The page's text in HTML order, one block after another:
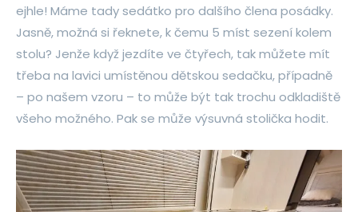
ejhle! Máme tady sedátko pro dalšího člena posádky.
Jasně, možná si řeknete, k čemu 5 míst sezení kolem
stolu? Jenže když jezdíte ve čtyřech, tak můžete mít
třeba na lavici umístěnou dětskou sedačku, případně
– po našem vzoru – to může být tak trochu odkladiště
všeho možného. Pak se může výsuvná stolička hodit.